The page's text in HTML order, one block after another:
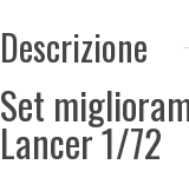
Descrizione
Set
Lancer 1/72